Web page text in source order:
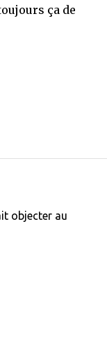
ça de
objecter au